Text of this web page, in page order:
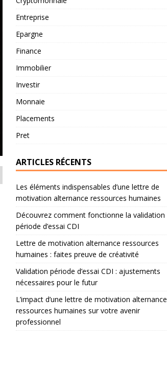
Entreprise
Epargne
Finance
Immobilier
Investir
Monnaie
Placements
Pret
ARTICLES RÉCENTS
Les éléments indispensables d’une lettre de
motivation alternance ressources humaines
Découvrez comment fonctionne la validation
période d’essai CDI
Lettre de motivation alternance ressources
humaines : faites preuve de créativité
Validation période d’essai CDI : ajustements
nécessaires pour le futur
L’impact d’une lettre de motivation alternance
ressources humaines sur votre avenir
professionnel